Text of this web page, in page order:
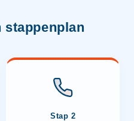
stappenplan
Stap 2